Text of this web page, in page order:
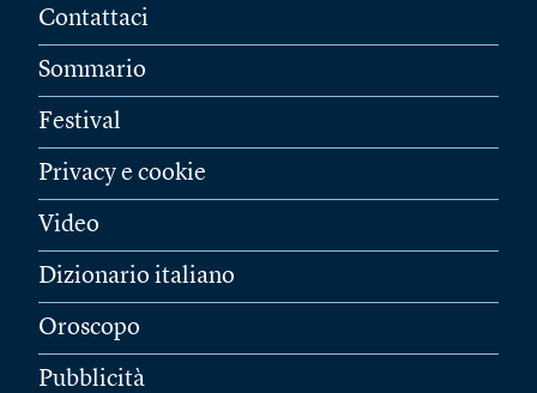
Contattaci
Sommario
Festival
Privacy e cookie
Video
Dizionario italiano
Oroscopo
Pubblicità